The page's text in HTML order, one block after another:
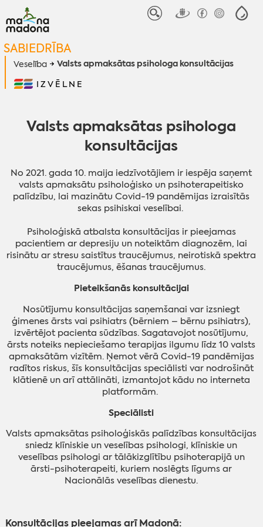
SABIEDRĪBA
Veselība Valsts apmaksātas psihologa konsultācijas
IZVĒLNE
Valsts apmaksātas psihologa
konsultācijas
No 2021. gada 10. maija iedzīvotājiem ir iespēja saņemt
valsts apmaksātu psiholoģisko un psihoterapeitisko
palīdzību, lai mazinātu Covid-19 pandēmijas izraisītās
sekas psihiskai veselībai.
Psiholoģiskā atbalsta konsultācijas ir pieejamas
pacientiem ar depresiju un noteiktām diagnozēm, lai
risinātu ar stresu saistītus traucējumus, neirotiskā spektra
traucējumus, ēšanas traucējumus.
Pieteikšanās konsultācijai
Nosūtījumu konsultācijas saņemšanai var izsniegt
ģimenes ārsts vai psihiatrs (bērniem – bērnu psihiatrs),
izvērtējot pacienta sūdzības. Sagatavojot nosūtījumu,
ārsts noteiks nepieciešamo terapijas ilgumu līdz 10 valsts
apmaksātām vizītēm. Ņemot vērā Covid-19 pandēmijas
radītos riskus, šīs konsultācijas speciālisti var nodrošināt
klātienē un arī attālināti, izmantojot kādu no interneta
platformām.
Speciālisti
Valsts apmaksātas psiholoģiskās palīdzības konsultācijas
sniedz klīniskie un veselības psihologi, klīniskie un
veselības psihologi ar tālākizglītību psihoterapijā un
ārsti-psihoterapeiti, kuriem noslēgts līgums ar
Nacionālās veselības dienestu.
Konsultācijas pieejamas arī Madonā: